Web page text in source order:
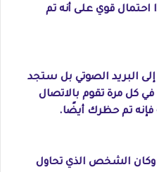
احتمال قوي على أنه تم
البريد الصوتي بل ستجد
كل مرة تقوم بالاتصال
تم حظرك أيضًا.
وكان الشخص الذي تحاول